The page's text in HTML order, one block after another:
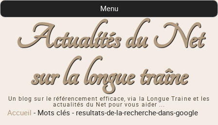
Actualités du Net
sur la longue traîne
Un blog sur le référencement efficace, via la Longue Traine et les
actualités du Net pour vous aider ...
Menu
Accueil - Mots clés - resultats-de-la-recherche-dans-google